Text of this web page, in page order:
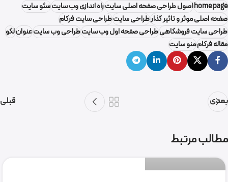
home pageاصول طراحی صفحه اصلی سایتراه اندازی وب سایتسئو سایت
صفحه اصلی موثر و تاثیر گذارطراحی سایتطراحی سایت فرکام
طراحی سایت فروشگاهیطراحی صفحه اول وب سایتطراحی وب سایتعنوانلگو
مقاله فرکاممنو سایت
بعدی قبلی
مطالب مرتبط